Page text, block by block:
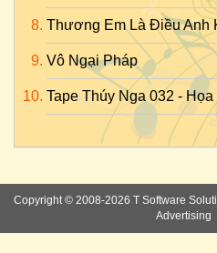
Thương Em Là Điều Anh
Vô Ngại Pháp
Tape Thúy Nga 032 -
Copyright © 2008-2026 T Software
Advertising